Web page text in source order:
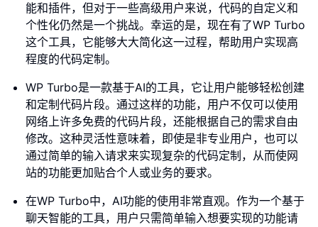
能和插件，但对于一些高级用户来说，代码的自定义和
个性化仍然是一个挑战。幸运的是，现在有了WP Turbo
这个工具，它能够大大简化这一过程，帮助用户实现高
程度的代码定制。
WP Turbo是一款基于AI的工具，它让用户能够轻松创建
和定制代码片段。通过这样的功能，用户不仅可以使用
网络上许多免费的代码片段，还能根据自己的需求自由
修改。这种灵活性意味着，即使是非专业用户，也可以
通过简单的输入请求来实现复杂的代码定制，从而使网
站的功能更加贴合个人或业务的要求。
在WP Turbo中，AI功能的使用非常直观。作为一个基于
聊天智能的工具，用户只需简单输入想要实现的功能请